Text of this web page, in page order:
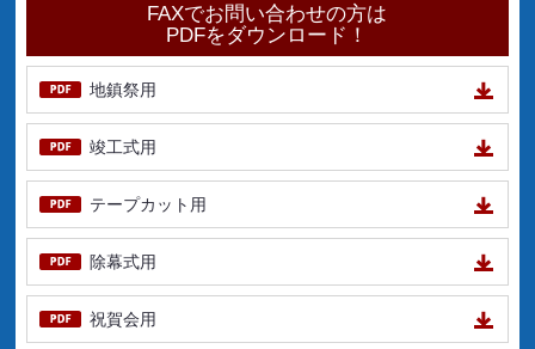
FAXでお問い合わせの方は
PDFをダウンロード！
地鎮祭用
竣工式用
テープカット用
除幕式用
祝賀会用